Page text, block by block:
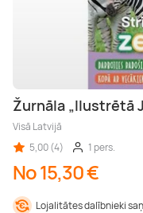
Žurnāla „Ilustrētā
Visā Latvijā
5,00 (4)
1 pers.
No 15,30 €
Lojalitātes dalībnieki